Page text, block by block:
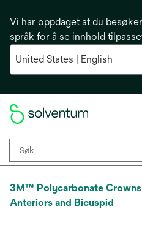
Vi har oppdaget at du
språk for å se innhold
3M™ Polycarbonate
Anteriors and Bicuspid